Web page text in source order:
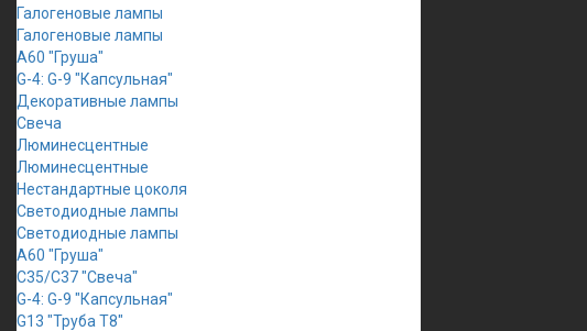
Галогеновые лампы
Галогеновые лампы
A60 "Груша"
G-4: G-9 "Капсульная"
Декоративные лампы
Свеча
Люминесцентные
Люминесцентные
Нестандартные цоколя
Светодиодные лампы
Светодиодные лампы
A60 "Груша"
C35/C37 "Свеча"
G-4: G-9 "Капсульная"
G13 "Труба Т8"